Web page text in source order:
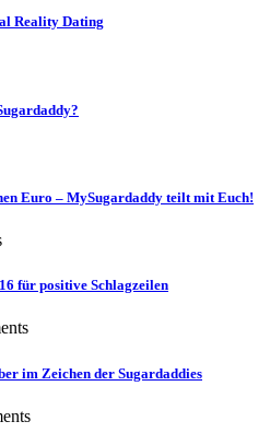
Reality Dating
Euro – MySugardaddy teilt mit Euch!
für positive Schlagzeilen
im Zeichen der Sugardaddies